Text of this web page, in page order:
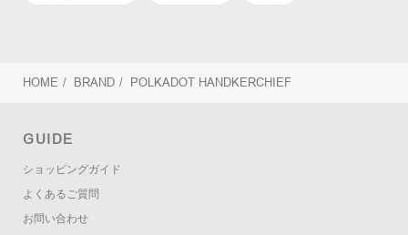
HOME / BRAND / POLKADOT HANDKERCHIEF
GUIDE
ショッピングガイド
よくあるご質問
お問い合わせ